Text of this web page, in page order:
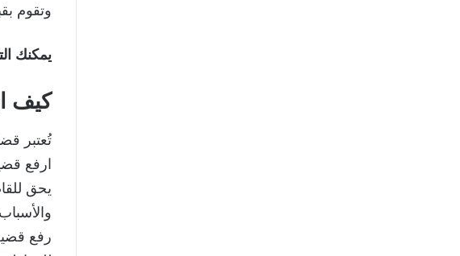
وتقوم
يمكنك
كيف
تُعتبر
ارفع
يحق
رفع